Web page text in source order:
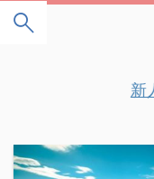
" />
新人土